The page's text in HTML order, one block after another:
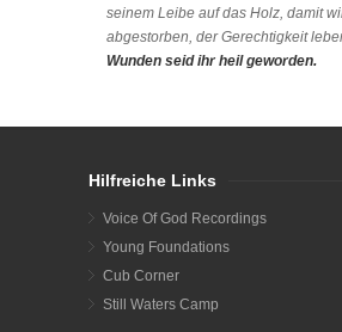
seinem Leibe auf das Holz, damit
abgestorben, der Gerechtigkeit
Wunden seid ihr heil geworden.
Hilfreiche Links
Voice Of God Recordings
Young Foundations
Cub Corner
Still Waters Camp